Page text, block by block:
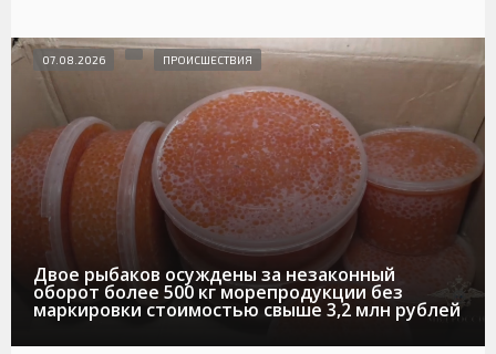
Двое рыбаков осуждены за незаконный
оборот более 500 кг морепродукции без
маркировки стоимостью свыше 3,2 млн рублей
07.08.2026 ПРОИСШЕСТВИЯ